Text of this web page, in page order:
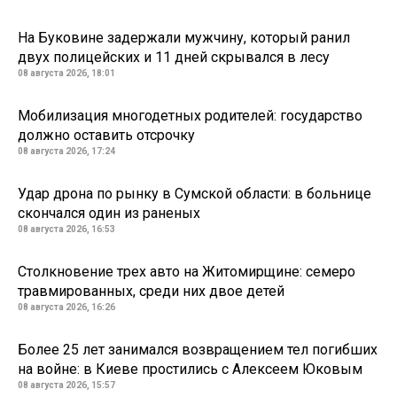
На Буковине задержали мужчину, который ранил
двух полицейских и 11 дней скрывался в лесу
08 августа 2026, 18:01
Мобилизация многодетных родителей: государство
должно оставить отсрочку
08 августа 2026, 17:24
Удар дрона по рынку в Сумской области: в больнице
скончался один из раненых
08 августа 2026, 16:53
Столкновение трех авто на Житомирщине: семеро
травмированных, среди них двое детей
08 августа 2026, 16:26
Более 25 лет занимался возвращением тел погибших
на войне: в Киеве простились с Алексеем Юковым
08 августа 2026, 15:57